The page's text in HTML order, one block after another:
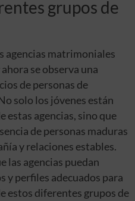
grupos de
agencias matrimoniales
se observa una
de personas de
solo los jóvenes están
estas agencias, sino que
de personas maduras
y relaciones estables.
las agencias puedan
y perfiles adecuados para
estos diferentes grupos de